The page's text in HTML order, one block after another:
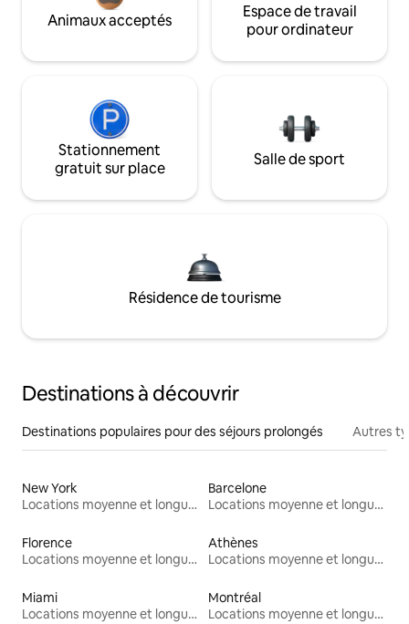
Animaux acceptés
Espace de travail
pour ordinateur
Stationnement
gratuit sur place
Salle de sport
Résidence de tourisme
Destinations à découvrir
Destinations populaires pour des séjours prolongés Autres
New York
Locations moyenne et longue durée
Barcelone
Locations moyenne et longue durée
Florence
Locations moyenne et longue durée
Athènes
Locations moyenne et longue durée
Miami
Locations moyenne et longue durée
Montréal
Locations moyenne et longue durée